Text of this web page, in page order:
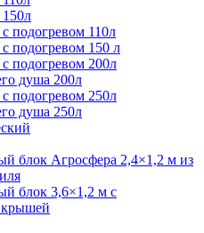
подогревом 110л
подогревом 150 л
подогревом 200л
душа 200л
подогревом 250л
душа 250л
блок Агросфера 2,4×1,2 м из
блок 3,6×1,2 м с
крышей